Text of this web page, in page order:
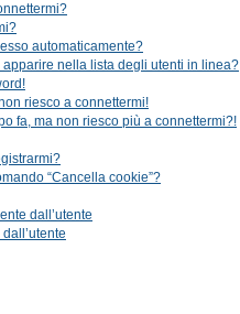
automaticamente?
nella lista degli utenti in linea?
riesco a connettermi!
fa, ma non riesco più a connettermi?!
“Cancella cookie”?
dall’utente